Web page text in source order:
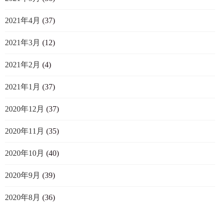
2021年4月 (37)
2021年3月 (12)
2021年2月 (4)
2021年1月 (37)
2020年12月 (37)
2020年11月 (35)
2020年10月 (40)
2020年9月 (39)
2020年8月 (36)